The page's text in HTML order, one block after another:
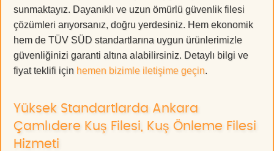
sunmaktayız. Dayanıklı ve uzun ömürlü güvenlik filesi
çözümleri arıyorsanız, doğru yerdesiniz. Hem ekonomik
hem de TÜV SÜD standartlarına uygun ürünlerimizle
güvenliğinizi garanti altına alabilirsiniz. Detaylı bilgi ve
fiyat teklifi için hemen bizimle iletişime geçin.
Yüksek Standartlarda Ankara
Çamlıdere Kuş Filesi, Kuş Önleme Filesi
Hizmeti